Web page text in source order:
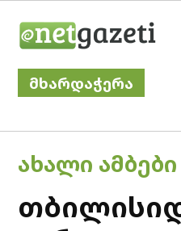
მხარდაჭერა
POSTED
ᲐᲮᲐᲚᲘ ᲐᲛᲑᲔᲑᲘ